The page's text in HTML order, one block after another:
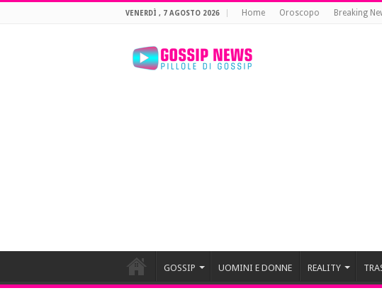
VENERDÌ , 7 AGOSTO 2026 Home Oroscopo Breaking
GOSSIP UOMINI E DONNE REALITY